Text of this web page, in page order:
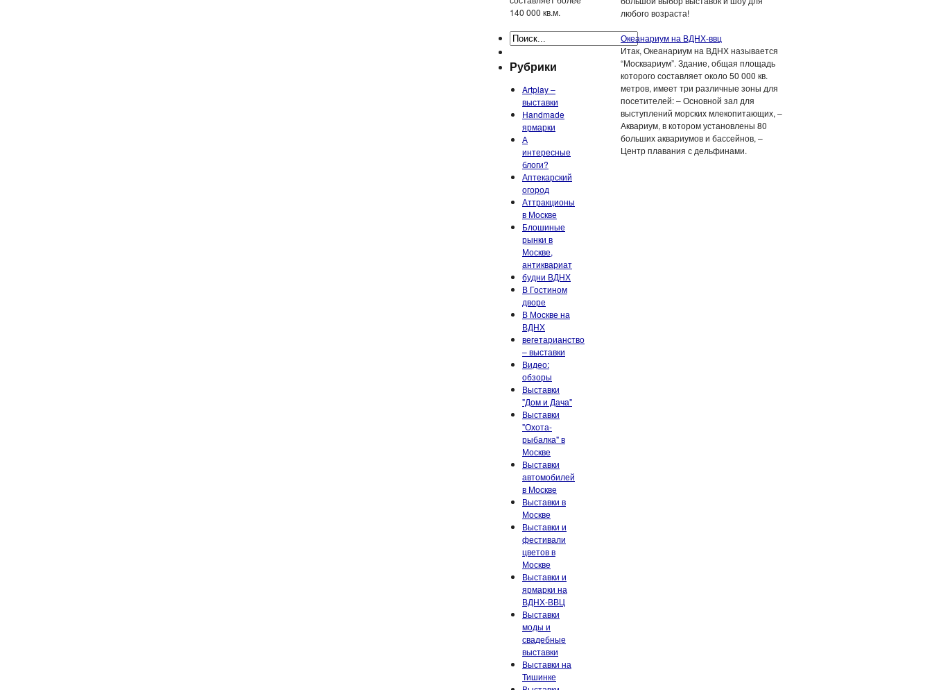
140 000 кв.м.
Рубрики
Artplay –
выставки
Handmade
ярмарки
А
интересные
блоги?
Аптекарский
огород
Аттракционы
в Москве
Блошиные
рынки в
Москве,
антиквариат
будни ВДНХ
В Гостином
дворе
В Москве на
ВДНХ
вегетарианство
– выставки
Видео:
обзоры
Выставки
"Дом и Дача"
Выставки
"Охота-
рыбалка" в
Москве
Выставки
автомобилей
в Москве
Выставки в
Москве
Выставки и
фестивали
цветов в
Москве
Выставки и
ярмарки на
ВДНХ-ВВЦ
Выставки
моды и
свадебные
выставки
Выставки на
Тишинке
любого возраста!
Океанариум на ВДНХ-ввц
Итак, Океанариум на ВДНХ называется
“Москвариум”. Здание, общая площадь
которого составляет около 50 000 кв.
метров, имеет три различные зоны для
посетителей: – Основной зал для
выступлений морских млекопитающих, –
Аквариум, в котором установлены 80
больших аквариумов и бассейнов, –
Центр плавания с дельфинами.